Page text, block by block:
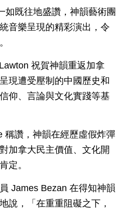
如既往地盛讚，神韻藝術團
音樂呈現的精彩演出，令
祝賀神韻重返加拿
現遭受壓制的中國歷史和
仰、言論與文化實踐等基
稱讚，神韻在經歷虛假炸彈
加拿大民主價值、文化開
定。
James Bezan 在得知神韻
說，「在重重阻礙之下，